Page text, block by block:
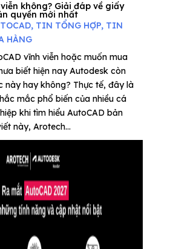
không? Giải đáp về giấy
quyền mới nhất
, TIN TỔNG HỢP, TIN
HÀNG
vĩnh viễn hoặc muốn mua
biết hiện nay Autodesk còn
này hay không? Thực tế, đây là
mắc phổ biến của nhiều cá
khi tìm hiểu AutoCAD bản
này, Arotech...